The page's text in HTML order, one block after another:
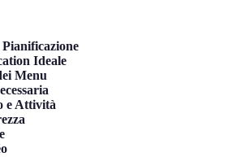
Ideale
Menu
e Attività